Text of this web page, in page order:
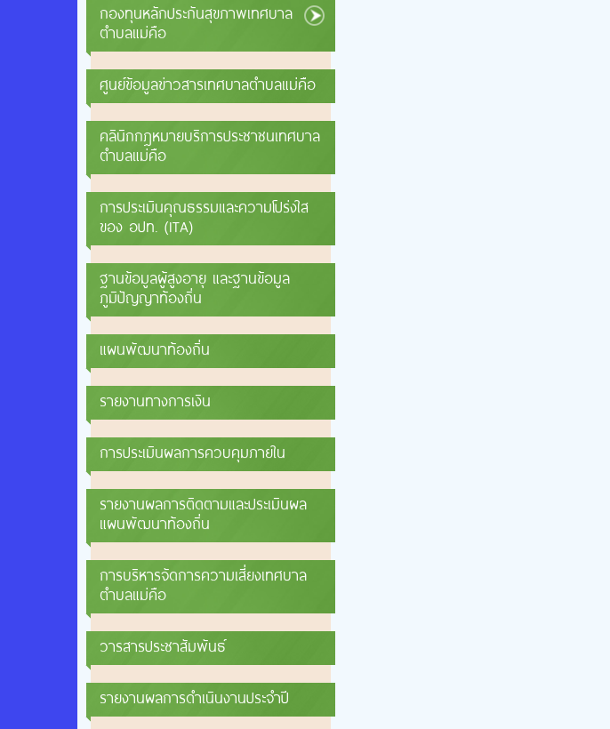
กองทุนหลักประกันสุขภาพเทศบาล
ตำบลแม่คือ
ศูนย์ข้อมูลข่าวสารเทศบาลตำบลแม่คือ
คลินิกกฎหมายบริการประชาชนเทศบาล
ตำบลแม่คือ
การประเมินคุณธรรมและความโปร่งใส
ของ อปท. (ITA)
ฐานข้อมูลผู้สูงอายุ และฐานข้อมูล
ภูมิปัญญาท้องถิ่น
แผนพัฒนาท้องถิ่น
รายงานทางการเงิน
การประเมินผลการควบคุมภายใน
รายงานผลการติดตามและประเมินผล
แผนพัฒนาท้องถิ่น
การบริหารจัดการความเสี่ยงเทศบาล
ตำบลแม่คือ
วารสารประชาสัมพันธ์
รายงานผลการดำเนินงานประจำปี